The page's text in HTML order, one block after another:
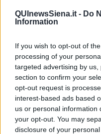
QUInewsSiena.it - Do
Information
If you wish to opt-out of
processing of your
targeted advertising by
section to confirm your
opt-out request is
interest-based ads based
us or personal information
your opt-out. You may
disclosure of your
introversa, accigliata e poco
bastato tenersi per mano
abbracci al giorno per non
la sua stabilità mentale e
sentiero del benessere.
volto del ballerino prescelto
d’amore ma ahimè senza
storia…
Anche questo è tango…
chiunque può tessere un
mai vissuto. Al prossimo